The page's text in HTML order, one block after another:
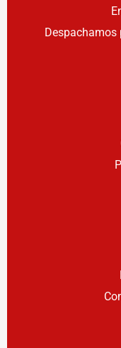
Despachamos